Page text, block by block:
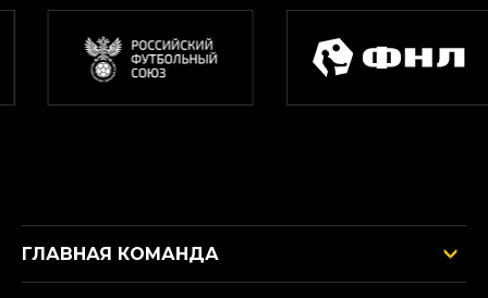
ГЛАВНАЯ КОМАНДА